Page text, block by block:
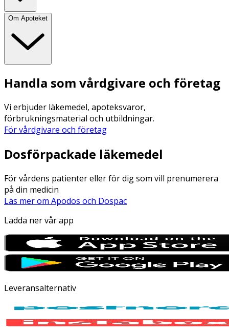
Om Apoteket
Handla som vårdgivare och företag
Vi erbjuder läkemedel, apoteksvaror,
förbrukningsmaterial och utbildningar.
För vårdgivare och företag
Dosförpackade läkemedel
För vårdens patienter eller för dig som vill prenumerera
på din medicin
Läs mer om Apodos och Dospac
Ladda ner vår app
Leveransalternativ